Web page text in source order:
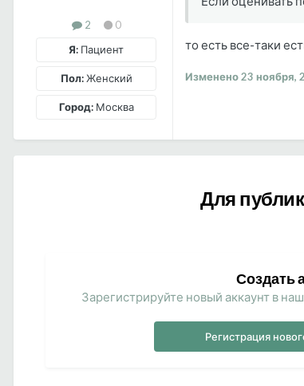
2
0
Я: Пациент
Пол:Женский
Город:Москва
то есть все-таки
Изменено23 ноября,
Для
Создать
Зарегистрируйте новый аккаунт в
Регистрация